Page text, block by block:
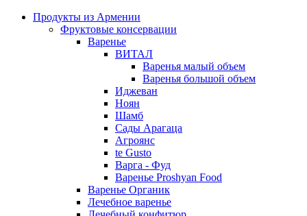
Продукты из Армении
Фруктовые консервации
Варенье
ВИТАЛ
Варенья малый объем
Варенья большой объем
Иджеван
Ноян
Шамб
Сады Арагаца
Агроянс
te Gusto
Варга - Фуд
Варенье Proshyan Food
Варенье Органик
Лечебное варенье